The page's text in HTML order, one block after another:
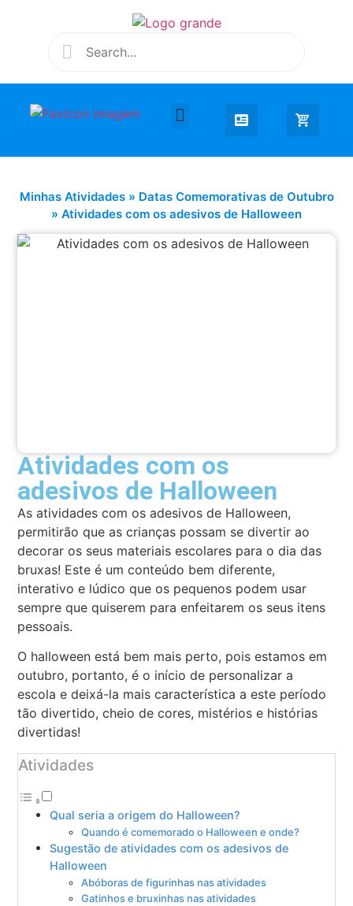
Minhas Atividades» Datas Comemorativas de Outubro
» Atividades com os adesivos de Halloween
Atividades com os
adesivos de Halloween
As atividades com os adesivos de Halloween,
permitirão que as crianças possam se divertir ao
decorar os seus materiais escolares para o dia das
bruxas! Este é um conteúdo bem diferente,
interativo e lúdico que os pequenos podem usar
sempre que quiserem para enfeitarem os seus itens
pessoais.
O halloween está bem mais perto, pois estamos em
outubro, portanto, é o início de personalizar a
escola e deixá-la mais característica a este período
tão divertido, cheio de cores, mistérios e histórias
divertidas!
Atividades
Qual seria a origem do Halloween?
Quando é comemorado o Halloween e onde?
Sugestão de atividades com os adesivos de
Halloween
Abóboras de figurinhas nas atividades
Gatinhos e bruxinhas nas atividades